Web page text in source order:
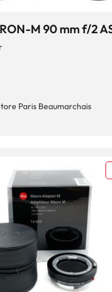
M 90 mm f/2
Paris Beaumarchais